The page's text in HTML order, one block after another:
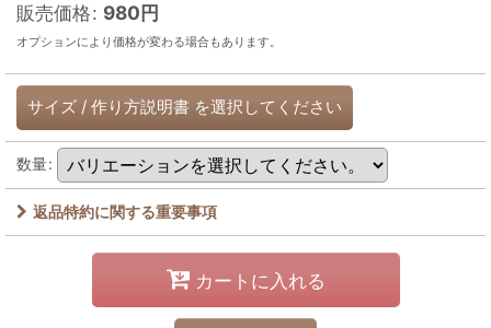
販売価格: 980円
オプションにより価格が変わる場合もあります。
サイズ / 作り方説明書 を選択してください
数量:
返品特約に関する重要事項
カートに入れる